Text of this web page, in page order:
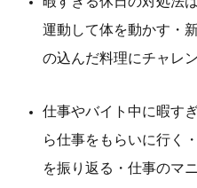
運動して体を動かす・
の込んだ料理にチャレ
仕事やバイト中に暇す
ら仕事をもらいに行く
を振り返る・仕事のマ